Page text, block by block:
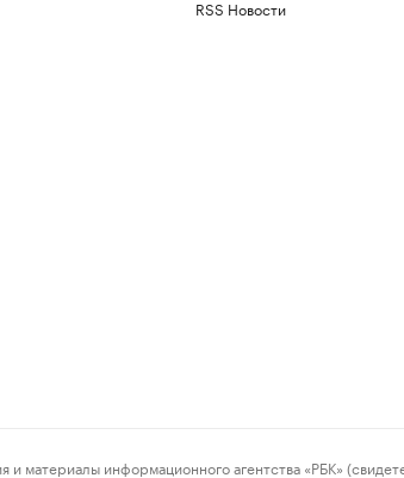
RSS Новости
информационного агентства «РБК»